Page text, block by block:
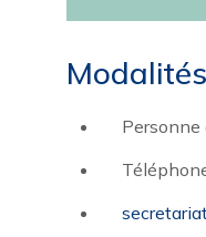
Personne